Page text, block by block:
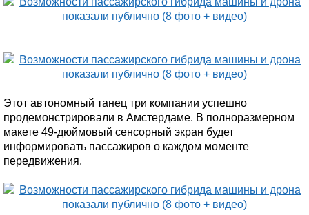
Этот автономный танец три компании успешно
продемонстрировали в Амстердаме. В полноразмерном
макете 49-дюймовый сенсорный экран будет
информировать пассажиров о каждом моменте
передвижения.